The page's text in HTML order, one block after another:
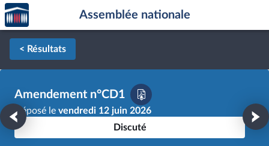
Aller au contenu
Aller en bas de la page
Accèder
à la
page
d'accueil
Assemblée nationale
< Résultats
Amendement n°CD1
Déposé le vendredi 12 juin 2026
Discuté